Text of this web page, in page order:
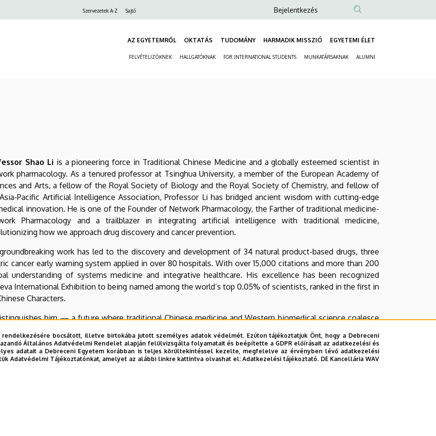
Szervezetek A-Z Sajtó
Anonim
fiók
Bejelentkezés
AZ EGYETEMRŐL OKTATÁS TUDOMÁNY HARMADIK MISSZIÓ EGYETEMI ÉLET
FELVÉTELIZŐKNEK HALLGATÓKNAK FOR INTERNATIONAL STUDENTS MUNKATÁRSAKNAK ALUMNI
Shao Li is a pioneering force in Traditional Chinese Medicine and a globally esteemed scientist in
pharmacology. As a tenured professor at Tsinghua University, a member of the European Academy of
and Arts, a fellow of the Royal Society of Biology and the Royal Society of Chemistry, and fellow of
Pacific Artificial Intelligence Association, Professor Li has bridged ancient wisdom with cutting-edge
innovation. He is one of the Founder of Network Pharmacology, the Farther of traditional medicine-
Pharmacology and a trailblazer in integrating artificial intelligence with traditional medicine,
how we approach drug discovery and cancer prevention.
work has led to the discovery and development of 34 natural product-based drugs, three
cancer early warning system applied in over 80 hospitals. With over 15,000 citations and more than 200
understanding of systems medicine and integrative healthcare. His excellence has been recognized
International Exhibition to being named among the world’s top 0.05% of scientists, ranked in the first in
Characters.
him — a future where traditional Chinese medicine and Western biomedical science coalesce
and innovation. Together, we look forward to reaching new heights in integrative medicine and
the rigor of modern science, Professor Li exemplifies the spirit of global collaboration and scientific
bocsátott, illetve birtokába jutott személyes adatok védelmét. Ezúton tájékoztatjuk Önt, hogy a Debreceni
Általános Adatvédelmi Rendelet alapján felülvizsgálta folyamatait és beépítette a GDPR előírásait az adatkezelési és
adatait a Debreceni Egyetem korábban is teljes körültekintéssel kezelte, megfelelve az érvényben lévő adatkezelési
Adatvédelmi Tájékoztatónkat, amelyet az alábbi linkre kattintva olvashat el:Adatkezelési tájékoztató. DE Kancellária WAV